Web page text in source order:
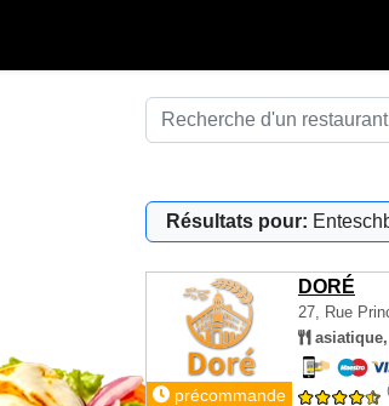
Résultats pour:
DORÉ
27, Rue
précommande